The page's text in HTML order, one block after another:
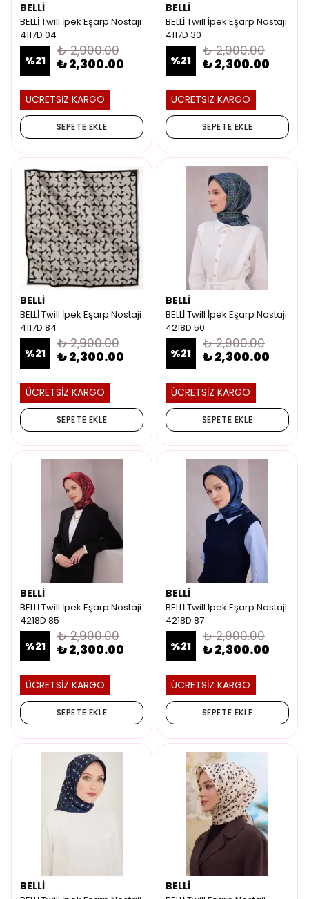
BELLİ
BELLİ Twill İpek Eşarp Nostaji
4117D 04
%21
₺ 2,900.00
₺ 2,300.00
ÜCRETSİZ KARGO
SEPETE EKLE
BELLİ
BELLİ Twill İpek Eşarp Nostaji
4117D 30
%21
₺ 2,900.00
₺ 2,300.00
ÜCRETSİZ KARGO
SEPETE EKLE
BELLİ
BELLİ Twill İpek Eşarp Nostaji
4117D 84
%21
₺ 2,900.00
₺ 2,300.00
ÜCRETSİZ KARGO
SEPETE EKLE
BELLİ
BELLİ Twill İpek Eşarp Nostaji
4218D 50
%21
₺ 2,900.00
₺ 2,300.00
ÜCRETSİZ KARGO
SEPETE EKLE
BELLİ
BELLİ Twill İpek Eşarp Nostaji
4218D 85
%21
₺ 2,900.00
₺ 2,300.00
ÜCRETSİZ KARGO
SEPETE EKLE
BELLİ
BELLİ Twill İpek Eşarp Nostaji
4218D 87
%21
₺ 2,900.00
₺ 2,300.00
ÜCRETSİZ KARGO
SEPETE EKLE
BELLİ BELLİ